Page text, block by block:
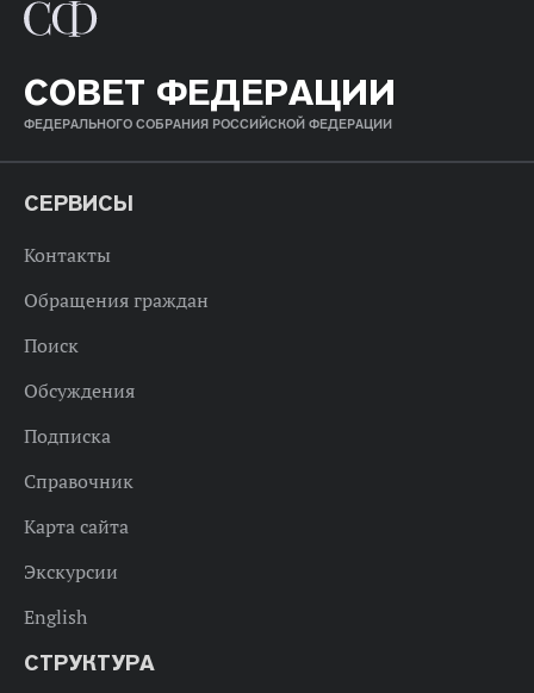
СОВЕТ ФЕДЕРАЦИИ
ФЕДЕРАЛЬНОГО СОБРАНИЯ РОССИЙСКОЙ ФЕДЕРАЦИИ
СЕРВИСЫ
Контакты
Обращения граждан
Поиск
Обсуждения
Подписка
Справочник
Карта сайта
Экскурсии
English
СТРУКТУРА